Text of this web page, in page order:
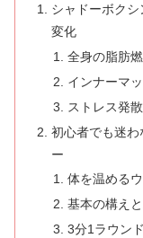
シャドーボク
変化
全身の脂肪
インナーマ
ストレス発
初心者でも迷わ
ー
体を温める
基本の構え
3分1ラウン